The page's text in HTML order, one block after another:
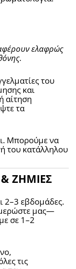
ελαφρώς
του
και
αίτηση
τα
Μπορούμε να
του κατάλληλου
ΖΗΜΙΕΣ
2–3 εβδομάδες.
μας—
σε 1–2
τις